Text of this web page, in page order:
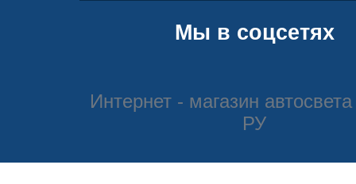
Мы в соцсетях
Интернет - магазин
РУ